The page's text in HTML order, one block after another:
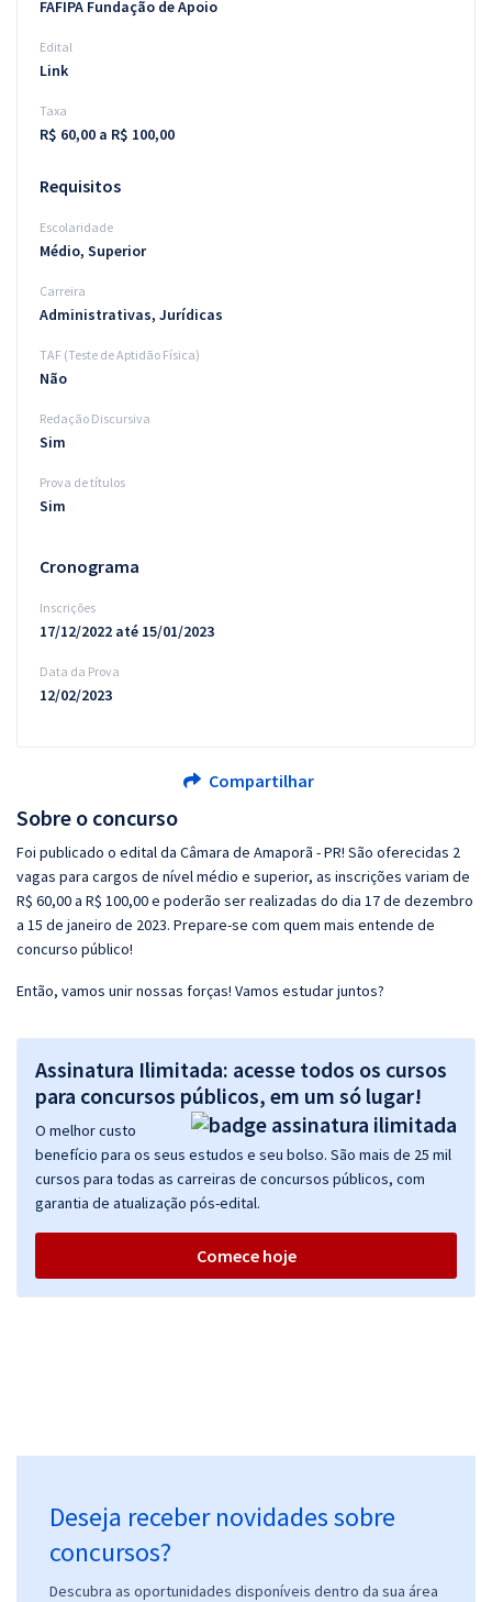
Sobre o concurso
Foi publicado o edital da Câmara de Amaporã - PR! São oferecidas 2
vagas para cargos de nível médio e superior, as inscrições variam de
R$ 60,00 a R$ 100,00 e poderão ser realizadas do dia 17 de dezembro
a 15 de janeiro de 2023. Prepare-se com quem mais entende de
concurso público!
Então, vamos unir nossas forças! Vamos estudar juntos?
Assinatura Ilimitada: acesse todos os cursos
para concursos públicos, em um só lugar!
O melhor custo
benefício para os seus estudos e seu bolso. São mais de 25 mil
cursos para todas as carreiras de concursos públicos, com
garantia de atualização pós-edital.
Comece hoje
Deseja receber novidades sobre
concursos?
Descubra as oportunidades disponíveis dentro da sua área
FAFIPA Fundação de Apoio
Edital
Link
Taxa
R$ 60,00 a R$ 100,00
Requisitos
Escolaridade
Médio, Superior
Carreira
Administrativas, Jurídicas
TAF (Teste de Aptidão Física)
Não
Redação Discursiva
Sim
Prova de títulos
Sim
Cronograma
Inscrições
17/12/2022 até 15/01/2023
Data da Prova
12/02/2023
Compartilhar